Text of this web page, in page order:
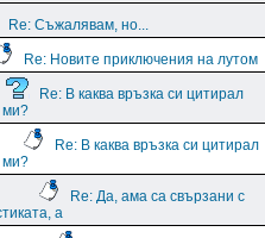
Re: Съжалявам, но...
Re: Новите приключения на лутом
Re: В каква връзка си цитирал
ми?
Re: В каква връзка си цитирал
ми?
Re: Да, ама са свързани с
а